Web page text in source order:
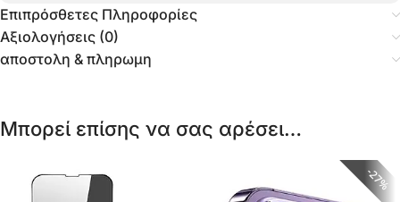
Επιπρόσθετες Πληροφορίες
Αξιολογήσεις (0)
αποστολη & πληρωμη
Μπορεί επίσης να σας αρέσει…
27%